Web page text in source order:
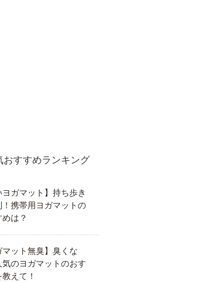
おすすめランキング
ヨガマット】持ち歩き
！携帯用ヨガマットの
は？
マット無臭】臭くな
気のヨガマットのおす
えて！